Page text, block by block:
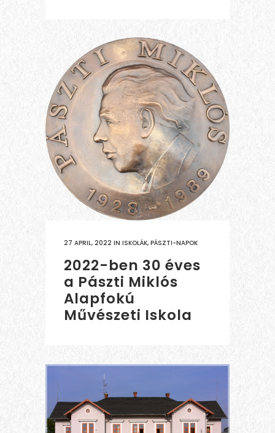
27 APRIL, 2022 IN ISKOLÁK, PÁSZTI-NAPOK
2022-ben 30 éves
a Pászti Miklós
Alapfokú
Művészeti Iskola